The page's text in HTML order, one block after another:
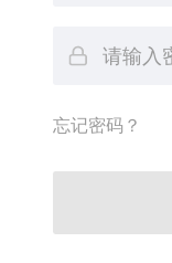
忘记密码？